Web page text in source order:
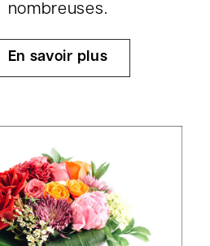
nombreuses.
En savoir plus